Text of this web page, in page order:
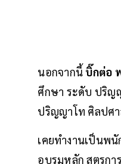
นอกจากนี้ บิ๊กต่อ
ศึกษา ระดับ ปริญ
ปริญญาโท ศิลปศ
เคยทำงานเป็นพ
อบรมหลัก สูตรกา